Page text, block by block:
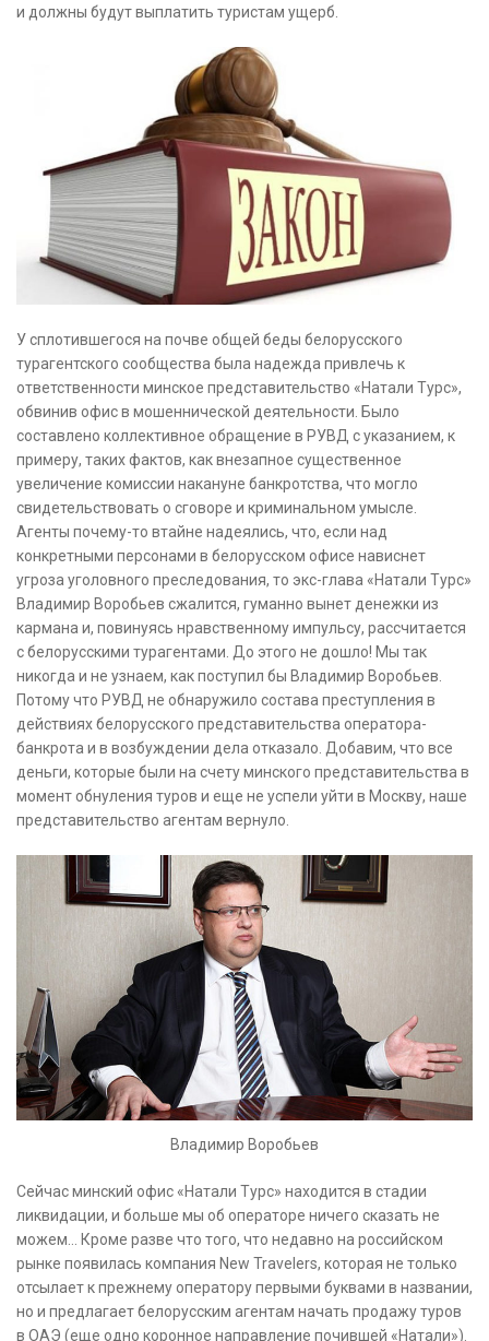
и должны будут выплатить туристам ущерб.
У сплотившегося на почве общей беды белорусского
турагентского сообщества была надежда привлечь к
ответственности минское представительство «Натали Турс»,
обвинив офис в мошеннической деятельности. Было
составлено коллективное обращение в РУВД с указанием, к
примеру, таких фактов, как внезапное существенное
увеличение комиссии накануне банкротства, что могло
свидетельствовать о сговоре и криминальном умысле.
Агенты почему-то втайне надеялись, что, если над
конкретными персонами в белорусском офисе нависнет
угроза уголовного преследования, то экс-глава «Натали Турс»
Владимир Воробьев сжалится, гуманно вынет денежки из
кармана и, повинуясь нравственному импульсу, рассчитается
с белорусскими турагентами. До этого не дошло! Мы так
никогда и не узнаем, как поступил бы Владимир Воробьев.
Потому что РУВД не обнаружило состава преступления в
действиях белорусского представительства оператора-
банкрота и в возбуждении дела отказало. Добавим, что все
деньги, которые были на счету минского представительства в
момент обнуления туров и еще не успели уйти в Москву, наше
представительство агентам вернуло.
Владимир Воробьев
Сейчас минский офис «Натали Турс» находится в стадии
ликвидации, и больше мы об операторе ничего сказать не
можем… Кроме разве что того, что недавно на российском
рынке появилась компания New Travelers, которая не только
отсылает к прежнему оператору первыми буквами в названии,
но и предлагает белорусским агентам начать продажу туров
в ОАЭ (еще одно коронное направление почившей «Натали»).